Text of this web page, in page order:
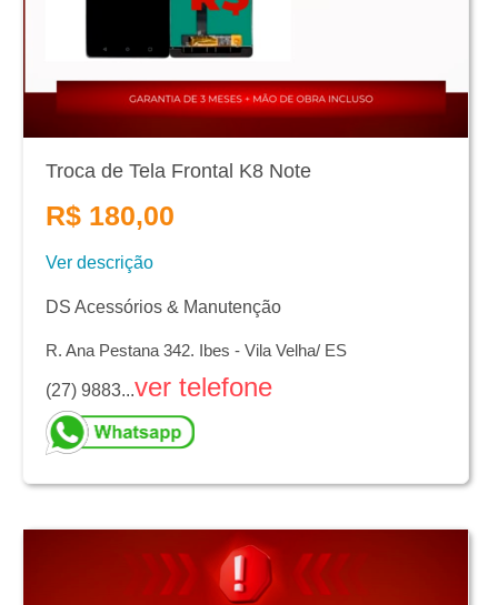
Troca de Tela Frontal K8 Note
R$ 180,00
Ver descrição
DS Acessórios & Manutenção
R. Ana Pestana 342. Ibes - Vila Velha/ ES
(27) 9883...ver telefone